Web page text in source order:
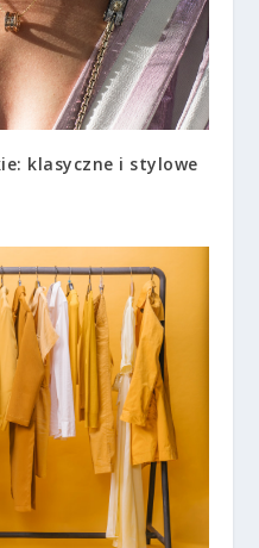
klasyczne i stylowe